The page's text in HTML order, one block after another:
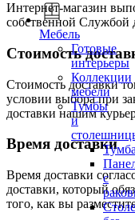
Мебель
Готовые
интерьеры
Коллекции
мебели
Тумбы
и
Тумба
с
Интернет-магазин
собственной Службой
Стоимость
Стоимость доставки
условии выбора при
доставки нашим
Время доставки
Время доставки
доставки, который
того, как вы